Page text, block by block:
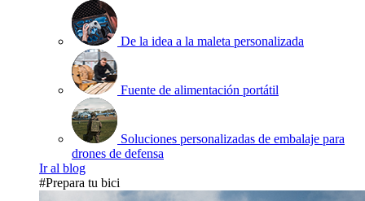
De la idea a la maleta personalizada
Fuente de alimentación portátil
Soluciones personalizadas de embalaje para
drones de defensa
Ir al blog
#Prepara tu bici